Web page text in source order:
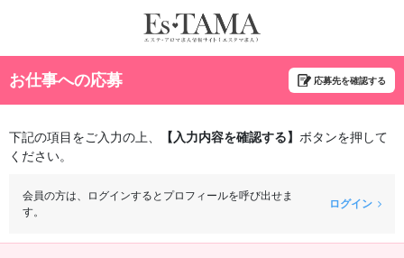
お仕事への応募 応募先を確認する
下記の項目をご入力の上、 【入力内容を確認する】 ボタンを押して
ください。
会員の方は、ログインするとプロフィールを呼び出せま
す。
ログイン